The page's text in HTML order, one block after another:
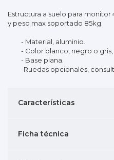
Estructura a suelo para monitor
y peso max soportado 85kg.
- Material, aluminio.
- Color blanco, negro o gris,
- Base plana.
-Ruedas opcionales,
Características
Ficha técnica